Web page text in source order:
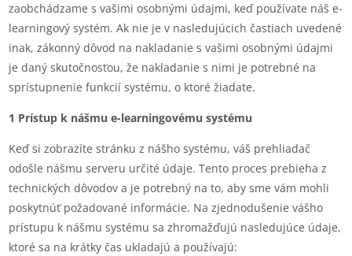
zaobchádzame s vašimi osobnými údajmi, keď používate náš e-
learningový systém. Ak nie je v nasledujúcich častiach uvedené
inak, zákonný dôvod na nakladanie s vašimi osobnými údajmi
je daný skutočnosťou, že nakladanie s nimi je potrebné na
sprístupnenie funkcií systému, o ktoré žiadate.
1 Prístup k nášmu e-learningovému systému
Keď si zobrazíte stránku z nášho systému, váš prehliadač
odošle nášmu serveru určité údaje. Tento proces prebieha z
technických dôvodov a je potrebný na to, aby sme vám mohli
poskytnúť požadované informácie. Na zjednodušenie vášho
prístupu k nášmu systému sa zhromažďujú nasledujúce údaje,
ktoré sa na krátky čas ukladajú a používajú: